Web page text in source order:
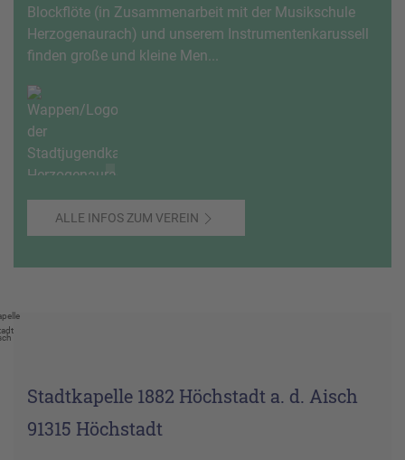
Blockflöte (in Zusammenarbeit mit der Musikschule
Herzogenaurach) und unserem Instrumentenkarussell
finden große und kleine Men...
ALLE INFOS ZUM VEREIN
Stadtkapelle 1882 Höchstadt a. d. Aisch
91315 Höchstadt